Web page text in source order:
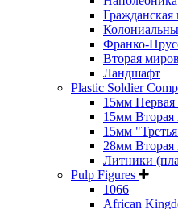
Франко-
Вторая
Ландшафт
Plastic Soldier
15мм Первая
15мм Вторая
15мм
28мм Вторая
Литники
Pulp Figures
1066
African